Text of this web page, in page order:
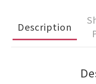
Description